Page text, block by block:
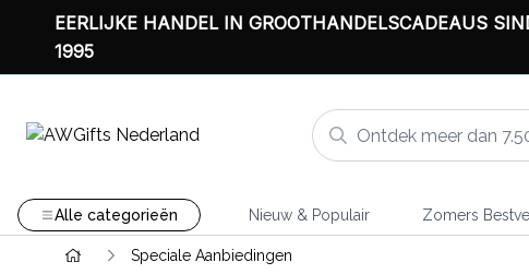
EERLIJKE HANDEL IN GROOTHANDELSCADEAUS
1995
Alle categorieën Nieuw & Populair Zomers
Speciale Aanbiedingen